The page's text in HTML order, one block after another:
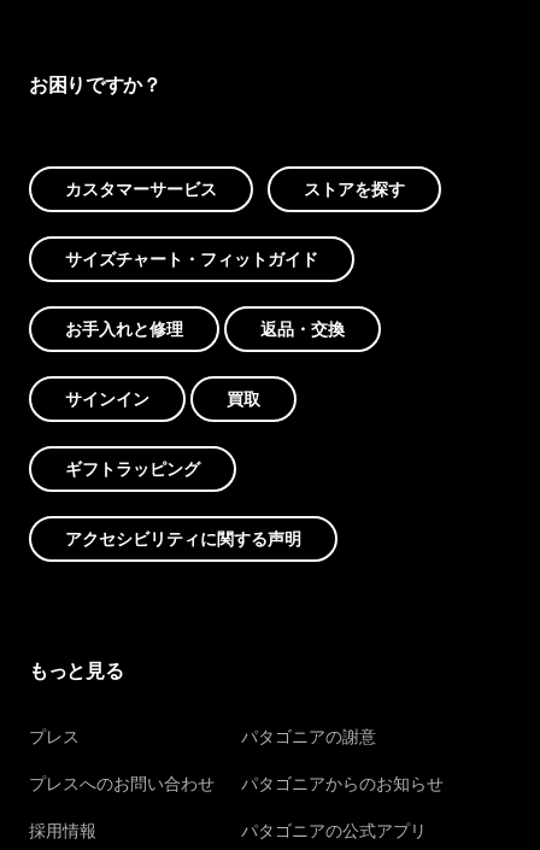
お困りですか？
カスタマーサービス ストアを探す
サイズチャート・フィットガイド
お手入れと修理 返品・交換
サインイン 買取
ギフトラッピング
アクセシビリティに関する声明
もっと見る
プレス
プレスへのお問い合わせ
採用情報
パタゴニアの謝意
パタゴニアからのお知らせ
パタゴニアの公式アプリ